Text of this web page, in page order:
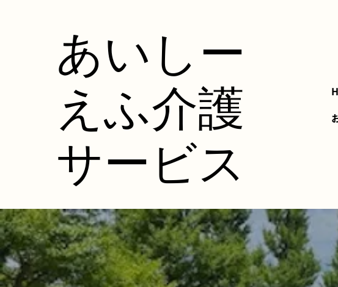
​あいしー
えふ介護
サービス